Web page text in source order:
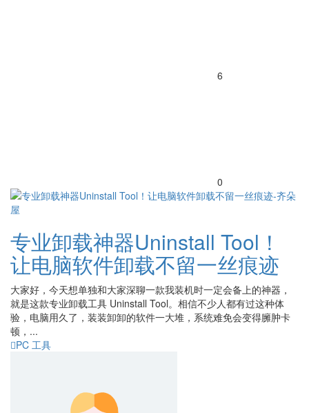
6
0
专业卸载神器Uninstall Tool！
让电脑软件卸载不留一丝痕迹
大家好，今天想单独和大家深聊一款我装机时一定会备上的神器，
就是这款专业卸载工具 Uninstall Tool。相信不少人都有过这种体
验，电脑用久了，装装卸卸的软件一大堆，系统难免会变得臃肿卡
顿，...
PC 工具